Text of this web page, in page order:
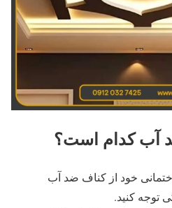
آب کدام است؟
خود از کناف ضد آب
توجه کنید.